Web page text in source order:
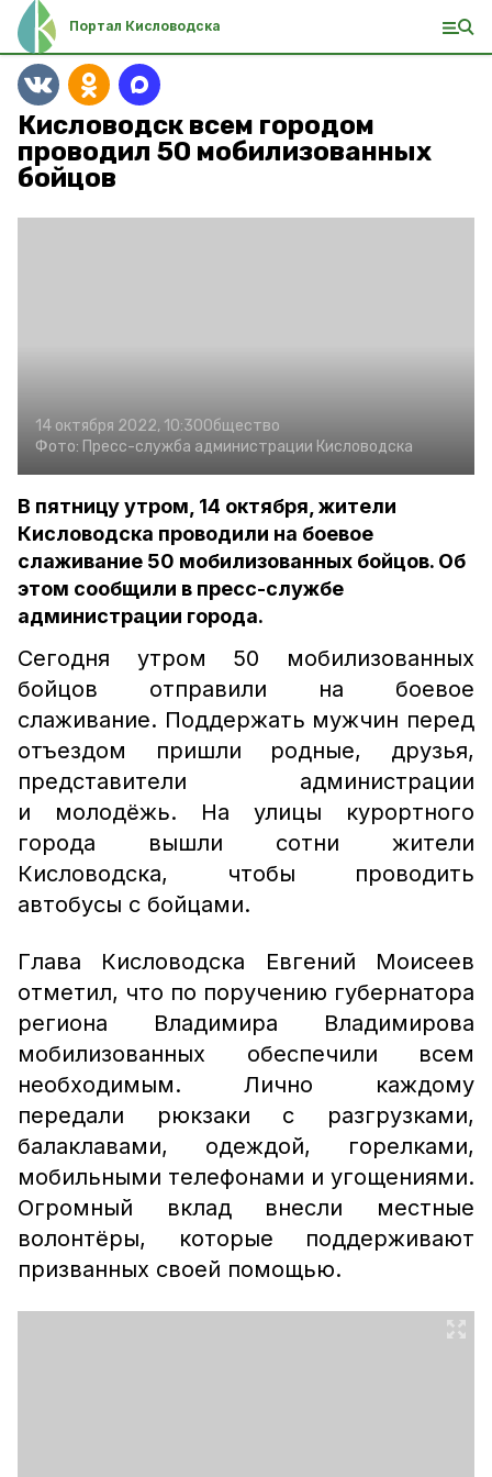
Портал Кисловодска
Кисловодск всем городом
проводил 50 мобилизованных
бойцов
14 октября 2022, 10:30Общество
Фото: Пресс-служба администрации Кисловодска
В пятницу утром, 14 октября, жители
Кисловодска проводили на боевое
слаживание 50 мобилизованных бойцов. Об
этом сообщили в пресс-службе
администрации города.
Сегодня утром 50 мобилизованных
бойцов отправили на боевое
слаживание. Поддержать мужчин перед
отъездом пришли родные, друзья,
представители администрации
и молодёжь. На улицы курортного
города вышли сотни жители
Кисловодска, чтобы проводить
автобусы с бойцами.
Глава Кисловодска Евгений Моисеев
отметил, что по поручению губернатора
региона Владимира Владимирова
мобилизованных обеспечили всем
необходимым. Лично каждому
передали рюкзаки с разгрузками,
балаклавами, одеждой, горелками,
мобильными телефонами и угощениями.
Огромный вклад внесли местные
волонтёры, которые поддерживают
призванных своей помощью.